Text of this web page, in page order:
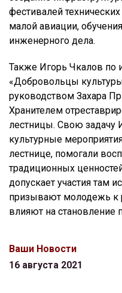
фестивалей
малой авиации,
инженерного дела.
Также Игорь Чкалов по
«Добровольцы
руководством Захара
Хранителем
лестницы. Свою задачу
культурные
лестнице, помогали
традиционных
допускает участия там
призывают молодежь к
влияют на становление
Ваши Новости
16 августа 2021